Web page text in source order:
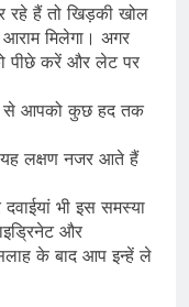
रहे हैं तो खिड़की खोल
मिलेगा। अगर
पीछे करें और लेट पर
से आपको कुछ हद तक
लक्षण नजर आते हैं
भी इस समस्या
और
के बाद आप इन्हें ले